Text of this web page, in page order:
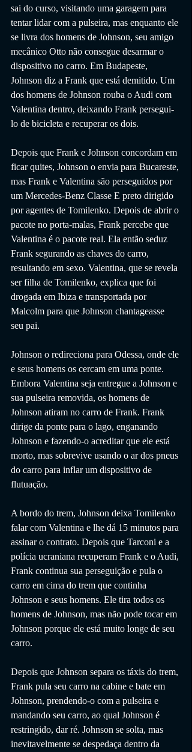
sai do curso, visitando uma garagem para
tentar lidar com a pulseira, mas enquanto ele
se livra dos homens de Johnson, seu amigo
mecânico Otto não consegue desarmar o
dispositivo no carro. Em Budapeste,
Johnson diz a Frank que está demitido. Um
dos homens de Johnson rouba o Audi com
Valentina dentro, deixando Frank persegui-
lo de bicicleta e recuperar os dois.
Depois que Frank e Johnson concordam em
ficar quites, Johnson o envia para Bucareste,
mas Frank e Valentina são perseguidos por
um Mercedes-Benz Classe E preto dirigido
por agentes de Tomilenko. Depois de abrir o
pacote no porta-malas, Frank percebe que
Valentina é o pacote real. Ela então seduz
Frank segurando as chaves do carro,
resultando em sexo. Valentina, que se revela
ser filha de Tomilenko, explica que foi
drogada em Ibiza e transportada por
Malcolm para que Johnson chantageasse
seu pai.
Johnson o redireciona para Odessa, onde ele
e seus homens os cercam em uma ponte.
Embora Valentina seja entregue a Johnson e
sua pulseira removida, os homens de
Johnson atiram no carro de Frank. Frank
dirige da ponte para o lago, enganando
Johnson e fazendo-o acreditar que ele está
morto, mas sobrevive usando o ar dos pneus
do carro para inflar um dispositivo de
flutuação.
A bordo do trem, Johnson deixa Tomilenko
falar com Valentina e lhe dá 15 minutos para
assinar o contrato. Depois que Tarconi e a
polícia ucraniana recuperam Frank e o Audi,
Frank continua sua perseguição e pula o
carro em cima do trem que continha
Johnson e seus homens. Ele tira todos os
homens de Johnson, mas não pode tocar em
Johnson porque ele está muito longe de seu
carro.
Depois que Johnson separa os táxis do trem,
Frank pula seu carro na cabine e bate em
Johnson, prendendo-o com a pulseira e
mandando seu carro, ao qual Johnson é
restringido, dar ré. Johnson se solta, mas
inevitavelmente se despedaça dentro da